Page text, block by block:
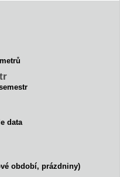
data
období, prázdniny)